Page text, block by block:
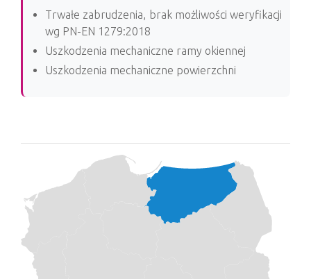
Trwałe zabrudzenia, brak możliwości weryfikacji
wg PN-EN 1279:2018
Uszkodzenia mechaniczne ramy okiennej
Uszkodzenia mechaniczne powierzchni